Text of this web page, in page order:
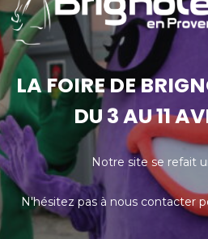
LA FOIRE DE
DU 3 AU 11
Notre site se refait
N'hésitez pas à nous contacter